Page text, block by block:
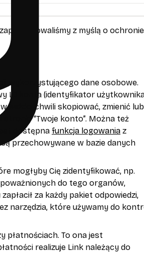
z myślą o ochronie
wykorzystującego dane osobowe.
ID konta (identyfikator
każdej chwili skopiować, zmienić lub
“Twoje konto”. Można też
dostępna funkcja logowania z
przechowywane w bazie danych
mogłyby Cię zidentyfikować, np.
do tego organów,
za każdy pakiet odpowiedzi,
narzędzia, które używamy do
płatnościach. To ona jest
realizuje Link należący do